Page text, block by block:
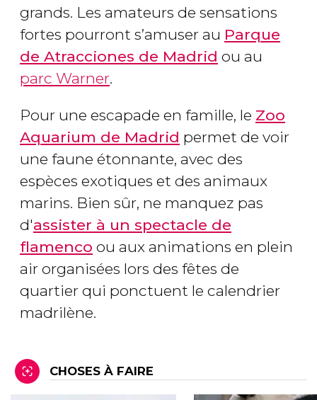
grands. Les amateurs de sensations
fortes pourront s’amuser au Parque
de Atracciones de Madrid ou au
parc Warner.
Pour une escapade en famille, le Zoo
Aquarium de Madrid permet de voir
une faune étonnante, avec des
espèces exotiques et des animaux
marins. Bien sûr, ne manquez pas
d'assister à un spectacle de
flamenco ou aux animations en plein
air organisées lors des fêtes de
quartier qui ponctuent le calendrier
madrilène.
CHOSES À FAIRE